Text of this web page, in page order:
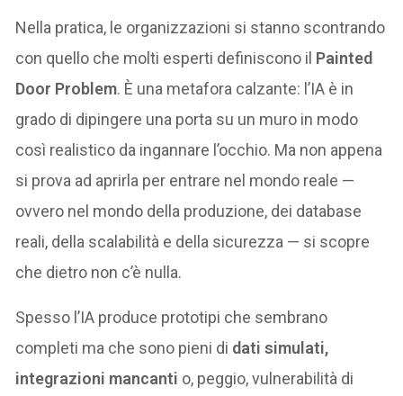
Nella pratica, le organizzazioni si stanno scontrando
con quello che molti esperti definiscono il Painted
Door Problem. È una metafora calzante: l’IA è in
grado di dipingere una porta su un muro in modo
così realistico da ingannare l’occhio. Ma non appena
si prova ad aprirla per entrare nel mondo reale —
ovvero nel mondo della produzione, dei database
reali, della scalabilità e della sicurezza — si scopre
che dietro non c’è nulla.
Spesso l’IA produce prototipi che sembrano
completi ma che sono pieni di dati simulati,
integrazioni mancanti o, peggio, vulnerabilità di